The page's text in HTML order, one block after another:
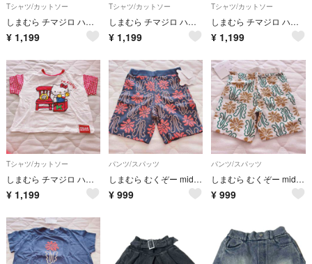
Tシャツ/カットソー
しまむら チマジロ ハローキティ Tシャツ 120cm
¥ 1,199
Tシャツ/カットソー
しまむら チマジロ ハローキティ Tシャツ 120cm
¥ 1,199
Tシャツ/カットソー
しまむら チマジロ ハローキティ Tシャツ 120cm
¥ 1,199
Tシャツ/カットソー
しまむら チマジロ ハローキティ Tシャツ 120cm
¥ 1,199
パンツ/スパッツ
しまむら むくぞー midmile ハーフパンツ 半ズボン 120cm
¥ 999
パンツ/スパッツ
しまむら むくぞー midmile ハーフパンツ 半ズボン 120cm
¥ 999